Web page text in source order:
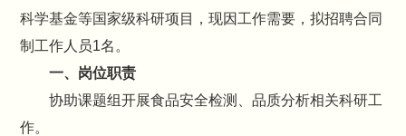
科学基金等国家级科研项目，现因工作需要，拟招聘合同
制工作人员1名。
一、岗位职责
协助课题组开展食品安全检测、品质分析相关科研工
作。